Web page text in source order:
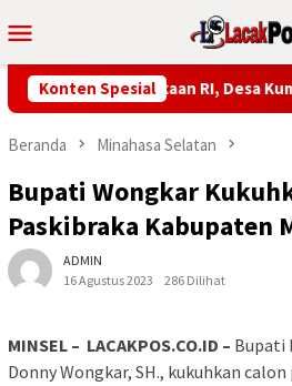
ke
Mobile
Konten Spesial
81 Kemerdekaan RI, Desa Kumu
Beranda Minahasa Selatan
Bupati Wongkar
Paskibraka Kabupaten
ADMIN
16 Agustus 2023
286 Dilihat
MINSEL – LACAKPOS.CO.ID – Bupati
Donny Wongkar, SH., kukuhkan